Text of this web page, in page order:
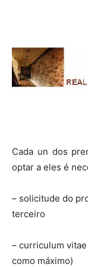
Cada un dos
optar a eles é
– solicitude do
terceiro
– curriculum
como máximo)